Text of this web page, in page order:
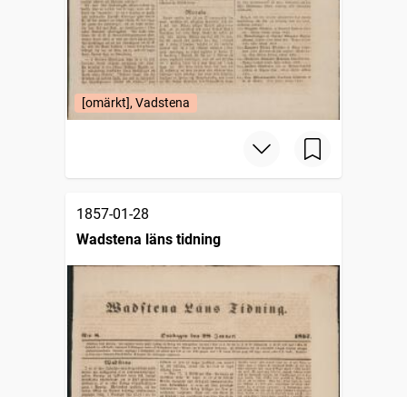
[omärkt], Vadstena
1857-01-28
Wadstena läns tidning